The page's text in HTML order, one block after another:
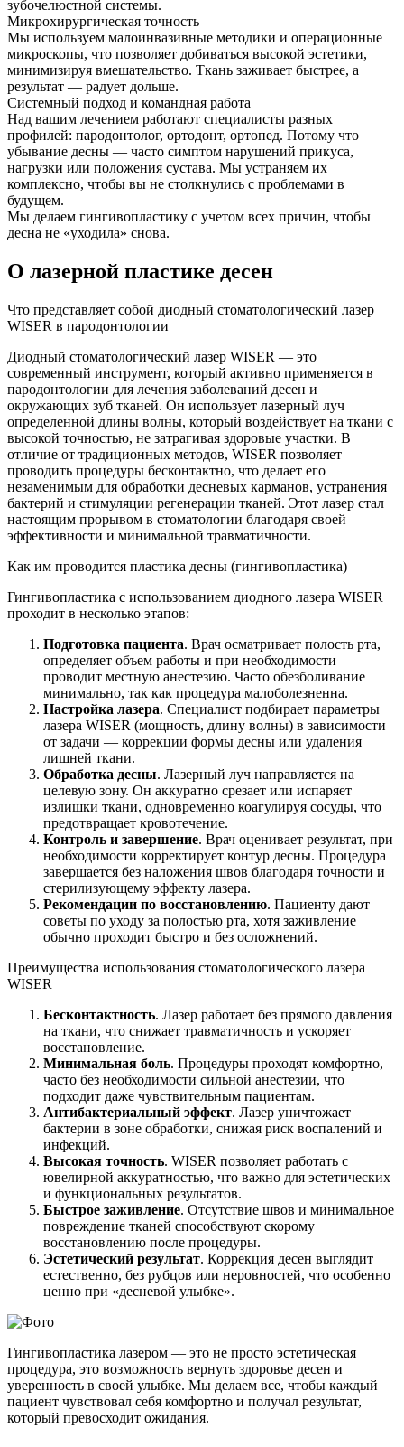
зубочелюстной системы.
Микрохирургическая точность
Мы используем малоинвазивные методики и операционные
микроскопы, что позволяет добиваться высокой эстетики,
минимизируя вмешательство. Ткань заживает быстрее, а
результат — радует дольше.
Системный подход и командная работа
Над вашим лечением работают специалисты разных
профилей: пародонтолог, ортодонт, ортопед. Потому что
убывание десны — часто симптом нарушений прикуса,
нагрузки или положения сустава. Мы устраняем их
комплексно, чтобы вы не столкнулись с проблемами в
будущем.
Мы делаем гингивопластику с учетом всех причин, чтобы
десна не «уходила» снова.
О лазерной пластике десен
Что представляет собой диодный стоматологический лазер
WISER в пародонтологии
Диодный стоматологический лазер WISER — это
современный инструмент, который активно применяется в
пародонтологии для лечения заболеваний десен и
окружающих зуб тканей. Он использует лазерный луч
определенной длины волны, который воздействует на ткани с
высокой точностью, не затрагивая здоровые участки. В
отличие от традиционных методов, WISER позволяет
проводить процедуры бесконтактно, что делает его
незаменимым для обработки десневых карманов, устранения
бактерий и стимуляции регенерации тканей. Этот лазер стал
настоящим прорывом в стоматологии благодаря своей
эффективности и минимальной травматичности.
Как им проводится пластика десны (гингивопластика)
Гингивопластика с использованием диодного лазера WISER
проходит в несколько этапов:
Подготовка пациента. Врач осматривает полость рта,
определяет объем работы и при необходимости
проводит местную анестезию. Часто обезболивание
минимально, так как процедура малоболезненна.
Настройка лазера. Специалист подбирает параметры
лазера WISER (мощность, длину волны) в зависимости
от задачи — коррекции формы десны или удаления
лишней ткани.
Обработка десны. Лазерный луч направляется на
целевую зону. Он аккуратно срезает или испаряет
излишки ткани, одновременно коагулируя сосуды, что
предотвращает кровотечение.
Контроль и завершение. Врач оценивает результат, при
необходимости корректирует контур десны. Процедура
завершается без наложения швов благодаря точности и
стерилизующему эффекту лазера.
Рекомендации по восстановлению. Пациенту дают
советы по уходу за полостью рта, хотя заживление
обычно проходит быстро и без осложнений.
Преимущества использования стоматологического лазера
WISER
Бесконтактность. Лазер работает без прямого давления
на ткани, что снижает травматичность и ускоряет
восстановление.
Минимальная боль. Процедуры проходят комфортно,
часто без необходимости сильной анестезии, что
подходит даже чувствительным пациентам.
Антибактериальный эффект. Лазер уничтожает
бактерии в зоне обработки, снижая риск воспалений и
инфекций.
Высокая точность. WISER позволяет работать с
ювелирной аккуратностью, что важно для эстетических
и функциональных результатов.
Быстрое заживление. Отсутствие швов и минимальное
повреждение тканей способствуют скорому
восстановлению после процедуры.
Эстетический результат. Коррекция десен выглядит
естественно, без рубцов или неровностей, что особенно
ценно при «десневой улыбке».
Гингивопластика лазером — это не просто эстетическая
процедура, это возможность вернуть здоровье десен и
уверенность в своей улыбке. Мы делаем все, чтобы каждый
пациент чувствовал себя комфортно и получал результат,
который превосходит ожидания.